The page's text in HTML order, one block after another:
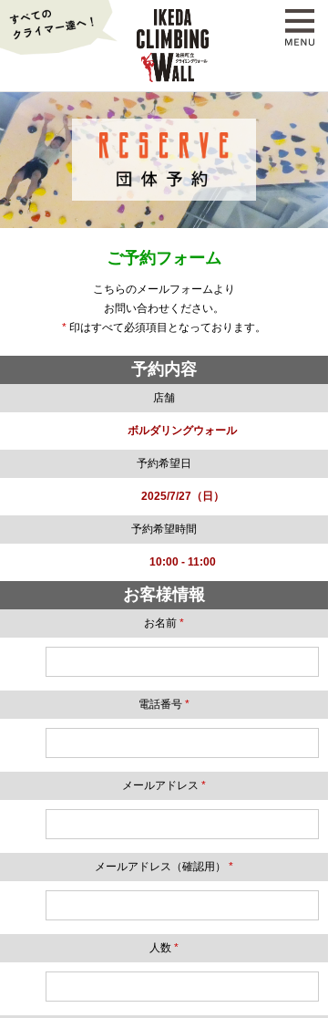
ご予約フォーム
こちらのメールフォームより
お問い合わせください。
* 印はすべて必須項目となっております。
予約内容
店舗
ボルダリングウォール
予約希望日
2025/7/27（日）
予約希望時間
10:00 - 11:00
お客様情報
お名前 *
電話番号 *
メールアドレス *
メールアドレス（確認用） *
人数 *